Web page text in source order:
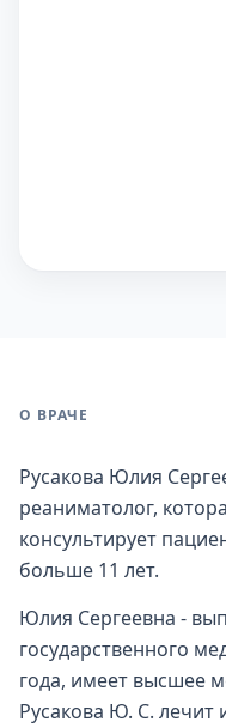
О ВРАЧЕ
Русакова Юлия
реаниматолог,
консультирует
больше 11 лет.
Юлия Сергеевна -
государственного
года, имеет высшее
Русакова Ю. С. лечит